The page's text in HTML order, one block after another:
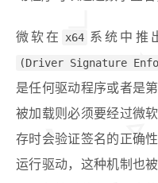
微软在 x64 系统中推
(Driver Signature
是任何驱动程序或者是
被加载则必须要经过微
存时会验证签名的正确
运行驱动，这种机制也